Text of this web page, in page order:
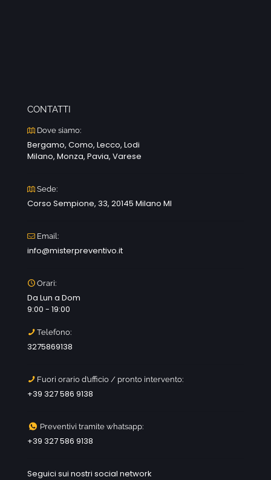
CONTATTI
Dove siamo:
Bergamo, Como, Lecco, Lodi
Milano, Monza, Pavia, Varese
Sede:
Corso Sempione, 33, 20145 Milano MI
Email:
info@misterpreventivo.it
Orari:
Da Lun a Dom
9:00 - 19:00
Telefono:
3275869138
Fuori orario d’ufficio / pronto intervento:
+39 327 586 9138
Preventivi tramite whatsapp:
+39 327 586 9138
Seguici sui nostri social network